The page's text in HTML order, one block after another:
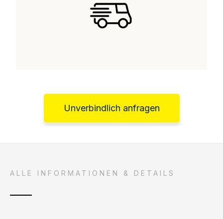
Unverbindlich anfragen
ALLE INFORMATIONEN & DETAILS